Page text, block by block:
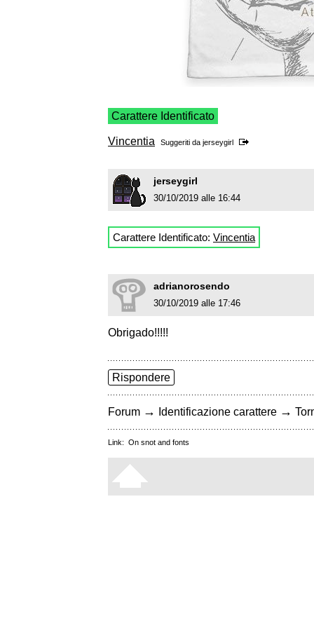
Carattere Identificato
Vincentia Suggeriti da jerseygirl
jerseygirl
30/10/2019 alle 16:44
Carattere Identificato: Vincentia
adrianorosendo
30/10/2019 alle 17:46
Obrigado!!!!!
Rispondere
Forum → Identificazione carattere →
Link: On snot and fonts